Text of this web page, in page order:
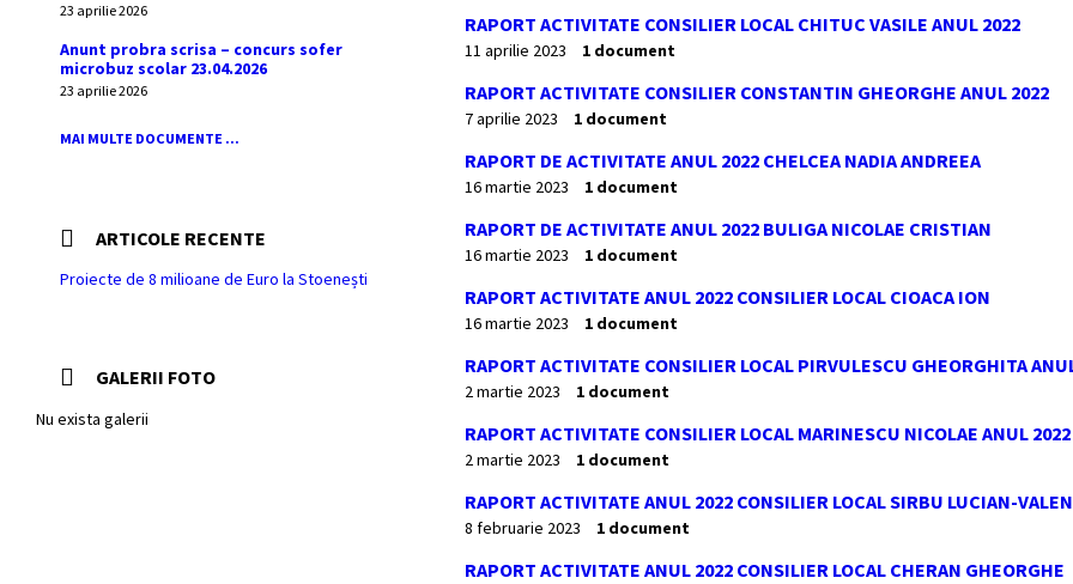
RAPORT ACTIVITATE CONSILIER LOCAL CHITUC VASILE ANUL 2022
11 aprilie 2023 1 document
RAPORT ACTIVITATE CONSILIER CONSTANTIN GHEORGHE ANUL 2022
7 aprilie 2023 1 document
RAPORT DE ACTIVITATE ANUL 2022 CHELCEA NADIA ANDREEA
16 martie 2023 1 document
RAPORT DE ACTIVITATE ANUL 2022 BULIGA NICOLAE CRISTIAN
16 martie 2023 1 document
RAPORT ACTIVITATE ANUL 2022 CONSILIER LOCAL CIOACA ION
16 martie 2023 1 document
RAPORT ACTIVITATE CONSILIER LOCAL PIRVULESCU GHEORGHITA
2 martie 2023 1 document
RAPORT ACTIVITATE CONSILIER LOCAL MARINESCU NICOLAE ANUL 2022
2 martie 2023 1 document
RAPORT ACTIVITATE ANUL 2022 CONSILIER LOCAL SIRBU LUCIAN-
8 februarie 2023 1 document
RAPORT ACTIVITATE ANUL 2022 CONSILIER LOCAL CHERAN GHEORGHE
23 aprilie 2026
Anunt probra scrisa – concurs sofer
microbuz scolar 23.04.2026
23 aprilie 2026
MAI MULTE DOCUMENTE ...
ARTICOLE RECENTE
Proiecte de 8 milioane de Euro la Stoenești
GALERII FOTO
Nu exista galerii